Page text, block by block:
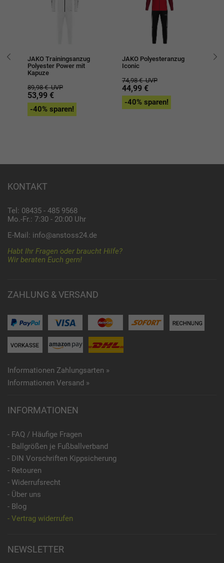
JAKO Trainingsanzug
Polyester Power mit
Kapuze
89,98 €UVP
53,99 €
-40% sparen!
JAKO Polyesteranzug
Iconic
74,98 €UVP
44,99 €
-40% sparen!
KONTAKT
Tel: 08435 - 485 9568
Mo.-Fr.: 7:30 - 20:00 Uhr
E-Mail: info@anstoss24.de
Habt Ihr Fragen oder braucht Hilfe?
Wir beraten Euch gern!
ZAHLUNG & VERSAND
Informationen Zahlungsarten »
Informationen Versand »
INFORMATIONEN
- FAQ / Häufige Fragen
- Ballgrößen je Fußballverband
- DIN Vorschriften Kippsicherung
- Retouren
- Widerrufsrecht
- Über uns
- Blog
- Vertrag widerrufen
NEWSLETTER